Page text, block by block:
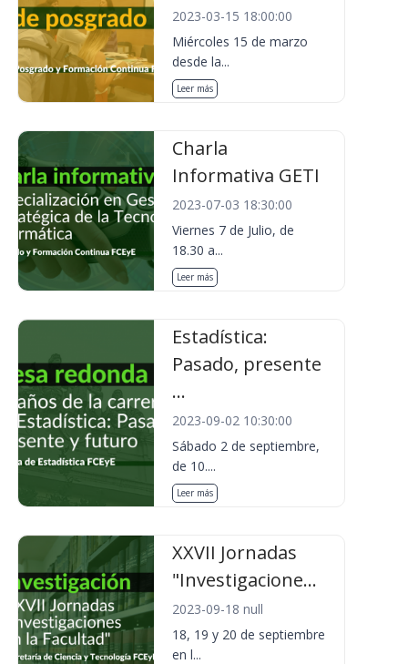
2023-03-15 18:00:00
Miércoles 15 de marzo
desde la...
Leer más
Charla
Informativa GETI
2023-07-03 18:30:00
Viernes 7 de Julio, de
18.30 a...
Leer más
Estadística:
Pasado, presente
...
2023-09-02 10:30:00
Sábado 2 de septiembre,
de 10....
Leer más
XXVII Jornadas
"Investigacione...
2023-09-18 null
18, 19 y 20 de septiembre
en l...